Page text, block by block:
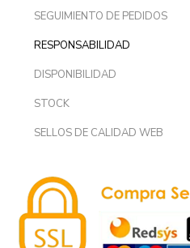
SEGUIMIENTO DE PEDIDOS
RESPONSABILIDAD
DISPONIBILIDAD
STOCK
SELLOS DE CALIDAD WEB